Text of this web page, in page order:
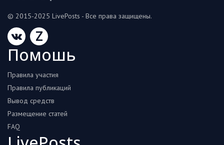
© 2015-2025 LivePosts - Все права защищены.
Z
Помошь
Правила участия
Правила публикаций
Вывод средств
Размещение статей
FAQ